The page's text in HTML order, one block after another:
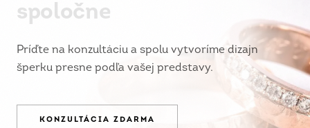
spoločne
Príďte na konzultáciu a spolu vytvoríme dizajn
šperku presne podľa vašej predstavy.
KONZULTÁCIA ZDARMA